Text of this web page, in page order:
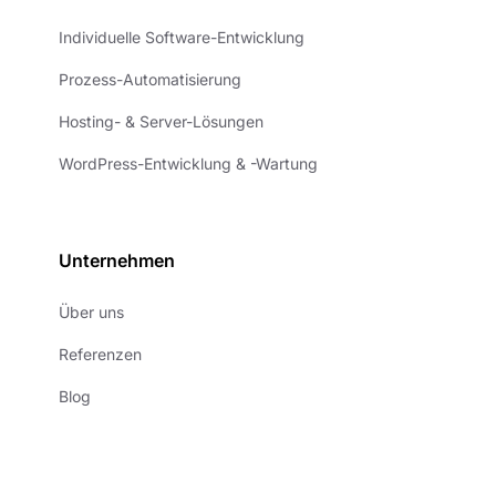
Individuelle Software-Entwicklung
Prozess-Automatisierung
Hosting- & Server-Lösungen
WordPress-Entwicklung & -Wartung
Unternehmen
Über uns
Referenzen
Blog